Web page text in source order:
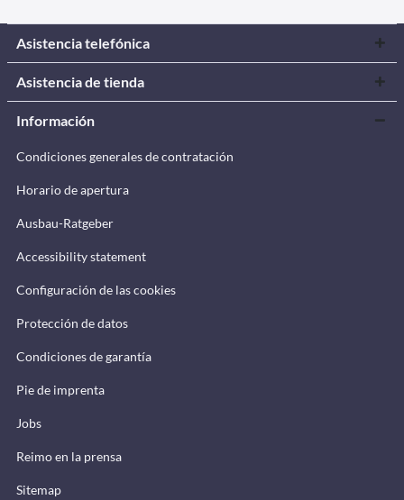
Asistencia telefónica
Asistencia de tienda
Información
Condiciones generales de contratación
Horario de apertura
Ausbau-Ratgeber
Accessibility statement
Configuración de las cookies
Protección de datos
Condiciones de garantía
Pie de imprenta
Jobs
Reimo en la prensa
Sitemap